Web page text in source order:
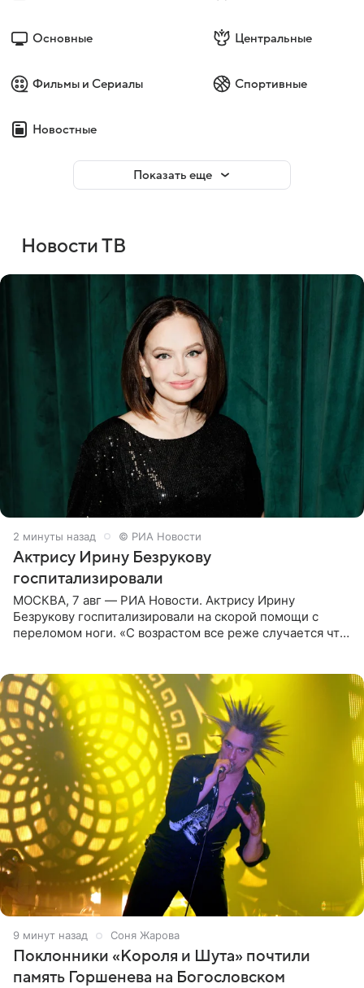
Основные Центральные
Фильмы и Сериалы Спортивные
Новостные
Показать еще
Новости ТВ
2 минуты назад © РИА Новости
Актрису Ирину Безрукову
госпитализировали
МОСКВА, 7 авг — РИА Новости. Актрису Ирину
Безрукову госпитализировали на скорой помощи с
переломом ноги. «С возрастом все реже случается что-
9 минут назад Соня Жарова
Поклонники «Короля и Шута» почтили
память Горшенева на Богословском